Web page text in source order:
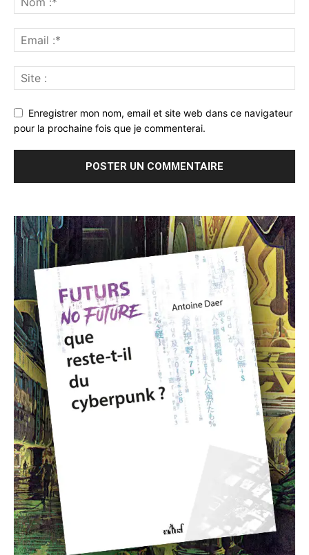
Enregistrer mon nom, email et site web dans ce navigateur
pour la prochaine fois que je commenterai.